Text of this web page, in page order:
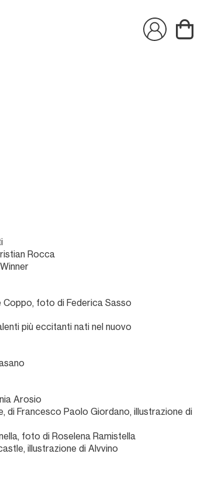
Rocca
Coppo, foto di Federica Sasso
più eccitanti nati nel nuovo
Arosio
di Francesco Paolo Giordano, illustrazione di
foto di Roselena Ramistella
illustrazione di Alvvino